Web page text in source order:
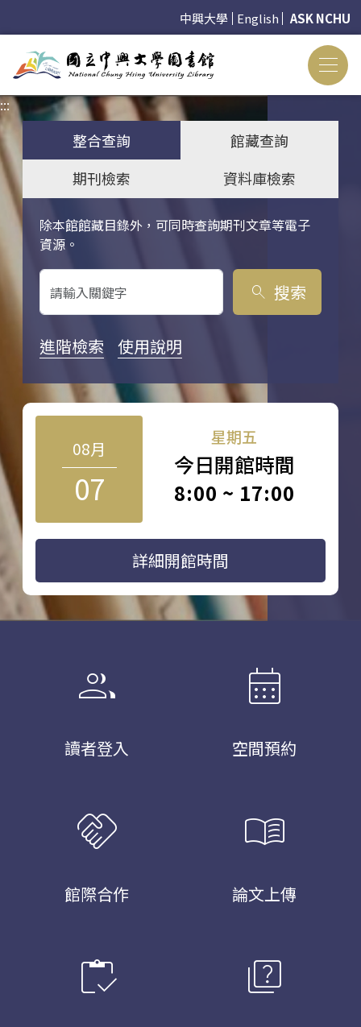
中興大學 English ASK NCHU
:::
整合查詢
館藏查詢
期刊檢索
資料庫檢索
除本館館藏目錄外，可同時查詢期刊文章等電子
資源。
關鍵字搜尋
search 搜索
進階檢索 使用說明
08月
07
星期五
今日開館時間
8:00 ~ 17:00
詳細開館時間
group
讀者登入
calendar_month
空間預約
handshake
館際合作
menu_book
論文上傳
inventory quiz